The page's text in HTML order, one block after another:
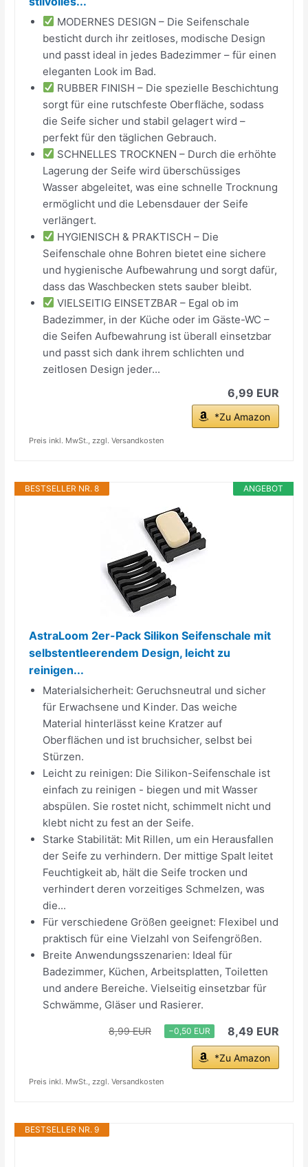
MODERNES DESIGN – Die Seifenschale
besticht durch ihr zeitloses, modische Design
und passt ideal in jedes Badezimmer – für einen
eleganten Look im Bad.
RUBBER FINISH – Die spezielle Beschichtung
sorgt für eine rutschfeste Oberfläche, sodass
die Seife sicher und stabil gelagert wird –
perfekt für den täglichen Gebrauch.
SCHNELLES TROCKNEN – Durch die erhöhte
Lagerung der Seife wird überschüssiges
Wasser abgeleitet, was eine schnelle Trocknung
ermöglicht und die Lebensdauer der Seife
verlängert.
HYGIENISCH & PRAKTISCH – Die
Seifenschale ohne Bohren bietet eine sichere
und hygienische Aufbewahrung und sorgt dafür,
dass das Waschbecken stets sauber bleibt.
VIELSEITIG EINSETZBAR – Egal ob im
Badezimmer, in der Küche oder im Gäste-WC –
die Seifen Aufbewahrung ist überall einsetzbar
und passt sich dank ihrem schlichten und
zeitlosen Design jeder...
6,99 EUR
*Zu Amazon
Preis inkl. MwSt., zzgl. Versandkosten
ANGEBOT
BESTSELLER NR. 8
AstraLoom 2er-Pack Silikon Seifenschale mit
selbstentleerendem Design, leicht zu
reinigen...
Materialsicherheit: Geruchsneutral und sicher
für Erwachsene und Kinder. Das weiche
Material hinterlässt keine Kratzer auf
Oberflächen und ist bruchsicher, selbst bei
Stürzen.
Leicht zu reinigen: Die Silikon-Seifenschale ist
einfach zu reinigen - biegen und mit Wasser
abspülen. Sie rostet nicht, schimmelt nicht und
klebt nicht zu fest an der Seife.
Starke Stabilität: Mit Rillen, um ein Herausfallen
der Seife zu verhindern. Der mittige Spalt leitet
Feuchtigkeit ab, hält die Seife trocken und
verhindert deren vorzeitiges Schmelzen, was
die...
Für verschiedene Größen geeignet: Flexibel und
praktisch für eine Vielzahl von Seifengrößen.
Breite Anwendungsszenarien: Ideal für
Badezimmer, Küchen, Arbeitsplatten, Toiletten
und andere Bereiche. Vielseitig einsetzbar für
Schwämme, Gläser und Rasierer.
8,99 EUR −0,50 EUR 8,49 EUR
*Zu Amazon
Preis inkl. MwSt., zzgl. Versandkosten
BESTSELLER NR. 9